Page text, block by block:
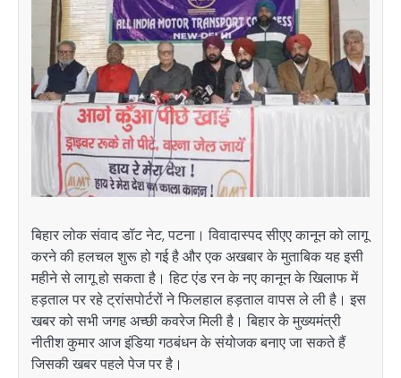
बिहार लोक संवाद डॉट नेट, पटना। विवादास्पद सीएए कानून को लागू
करने की हलचल शुरू हो गई है और एक अखबार के मुताबिक यह इसी
महीने से लागू हो सकता है। हिट एंड रन के नए कानून के खिलाफ में
हड़ताल पर रहे ट्रांसपोर्टरों ने फिलहाल हड़ताल वापस ले ली है। इस
खबर को सभी जगह अच्छी कवरेज मिली है। बिहार के मुख्यमंत्री
नीतीश कुमार आज इंडिया गठबंधन के संयोजक बनाए जा सकते हैं
जिसकी खबर पहले पेज पर है।